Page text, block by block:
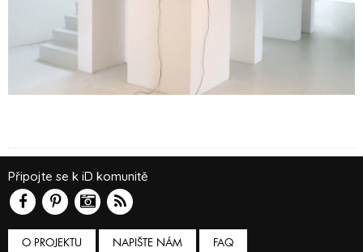
O PROJEKTU NAPIŠTE NÁM
Připojte se k iD komunitě
FAQ